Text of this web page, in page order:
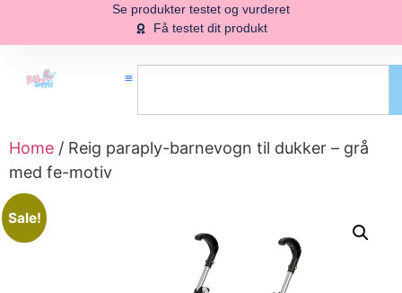
Se produkter testet og vurderet
Få testet dit produkt
Home / Reig paraply-barnevogn til dukker – grå
med fe-motiv
Sale!